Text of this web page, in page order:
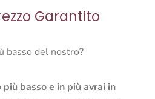
Garantito
basso del nostro?
basso e in più avrai in